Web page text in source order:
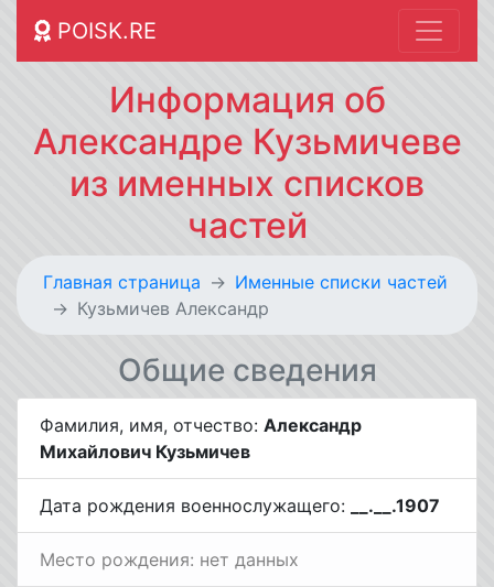
POISK.RE
Информация об
Александре Кузьмичеве
из именных списков
частей
Главная страница
Именные списки частей
Кузьмичев Александр
Общие сведения
Фамилия, имя, отчество: Александр
Михайлович Кузьмичев
Дата рождения военнослужащего: __.__.1907
Место рождения: нет данных